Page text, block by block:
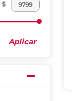
$
Aplicar